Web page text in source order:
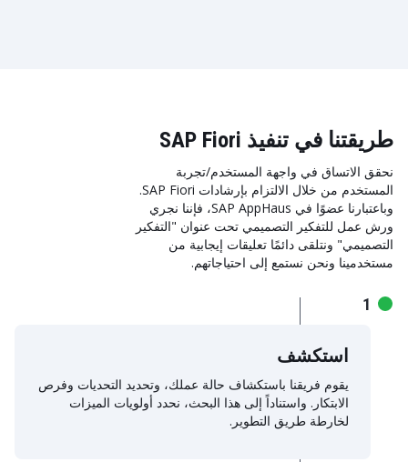
طريقتنا في تنفيذ SAP Fiori
نحقق الاتساق في واجهة المستخدم/تجربة
المستخدم من خلال الالتزام بإرشادات SAP Fiori.
وباعتبارنا عضوًا في SAP AppHaus، فإننا نجري
ورش عمل للتفكير التصميمي تحت عنوان "التفكير
التصميمي" ونتلقى دائمًا تعليقات إيجابية من
مستخدمينا ونحن نستمع إلى احتياجاتهم.
استكشف
يقوم فريقنا باستكشاف حالة عملك، وتحديد التحديات وفرص
الابتكار. واستناداً إلى هذا البحث، نحدد أولويات الميزات
لخارطة طريق التطوير.
1